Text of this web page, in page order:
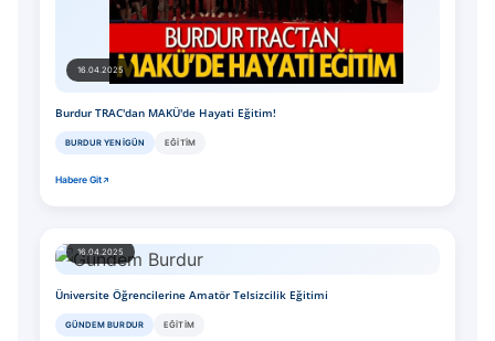
16.04.2025
Burdur TRAC'dan MAKÜ'de Hayati Eğitim!
BURDUR YENIGÜN EĞITIM
Habere Git
16.04.2025
Üniversite Öğrencilerine Amatör Telsizcilik Eğitimi
GÜNDEM BURDUR EĞITIM